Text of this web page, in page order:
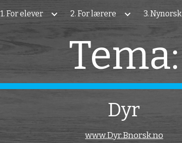
Skip to main content
1. For elever 2. For lærere 3. Nynorsk
Tema:
Dyr
www.Dyr.Bnorsk.no